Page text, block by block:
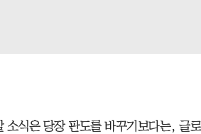
소식은 당장 판도를 바꾸기보다는, 글